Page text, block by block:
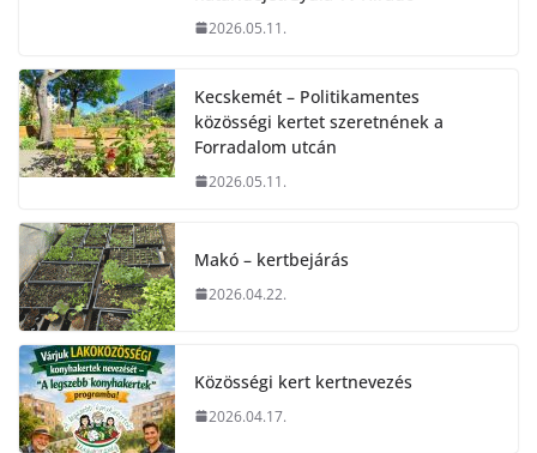
2026.05.11.
Kecskemét – Politikamentes
közösségi kertet szeretnének a
Forradalom utcán
2026.05.11.
Makó – kertbejárás
2026.04.22.
Közösségi kert kertnevezés
2026.04.17.